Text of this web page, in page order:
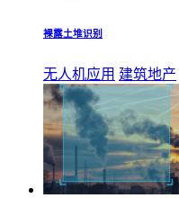
裸露土堆识别
无人机应用 建筑地产